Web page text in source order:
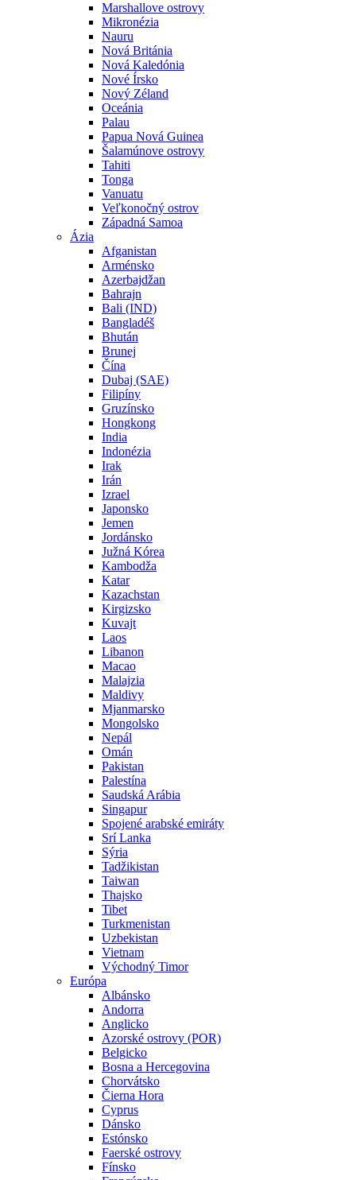
Marshallove ostrovy
Mikronézia
Nauru
Nová Británia
Nová Kaledónia
Nové Írsko
Nový Zéland
Oceánia
Palau
Papua Nová Guinea
Šalamúnove ostrovy
Tahiti
Tonga
Vanuatu
Veľkonočný ostrov
Západná Samoa
Ázia
Afganistan
Arménsko
Azerbajdžan
Bahrajn
Bali (IND)
Bangladéš
Bhután
Brunej
Čína
Dubaj (SAE)
Filipíny
Gruzínsko
Hongkong
India
Indonézia
Irak
Irán
Izrael
Japonsko
Jemen
Jordánsko
Južná Kórea
Kambodža
Katar
Kazachstan
Kirgizsko
Kuvajt
Laos
Libanon
Macao
Malajzia
Maldivy
Mjanmarsko
Mongolsko
Nepál
Omán
Pakistan
Palestína
Saudská Arábia
Singapur
Spojené arabské emiráty
Srí Lanka
Sýria
Tadžikistan
Taiwan
Thajsko
Tibet
Turkmenistan
Uzbekistan
Vietnam
Východný Timor
Európa
Albánsko
Andorra
Anglicko
Azorské ostrovy (POR)
Belgicko
Bosna a Hercegovina
Chorvátsko
Čierna Hora
Cyprus
Dánsko
Estónsko
Faerské ostrovy
Fínsko